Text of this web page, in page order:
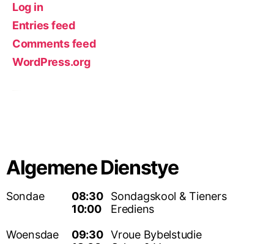
Log in
Entries feed
Comments feed
WordPress.org
Algemene Dienstye
Sondae
Woensdae
08:30
10:00
09:30
Sondagskool & Tieners
Erediens
Vroue Bybelstudie